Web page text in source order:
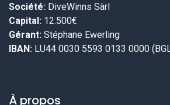
Société: DiveWinns Sàrl
Capital: 12.500€
Gérant: Stéphane Ewerling
IBAN: LU44 0030 5593 0133 0000
À propos